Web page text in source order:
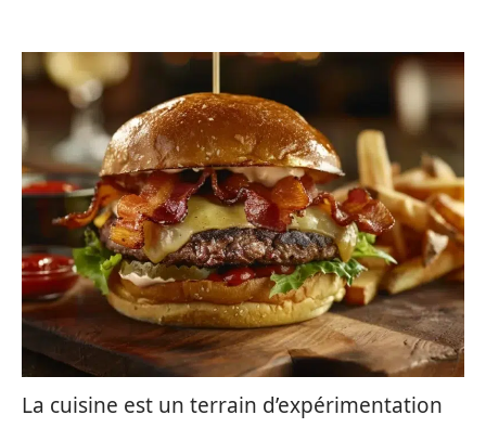
La cuisine est un terrain d’expérimentation